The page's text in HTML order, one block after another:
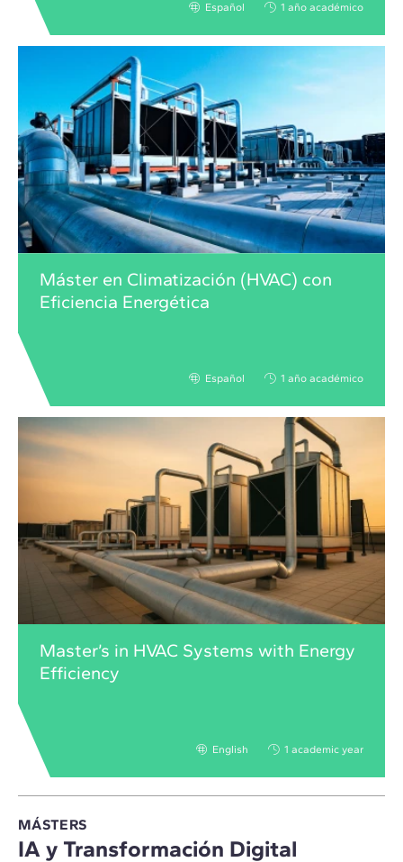
Español 1 año académico
Máster en Climatización (HVAC) con
Eficiencia Energética
Español 1 año académico
Master’s in HVAC Systems with Energy
Efficiency
English 1 academic year
MÁSTERS
IA y Transformación Digital